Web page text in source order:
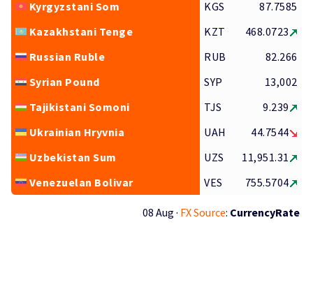
Kyrgyzstani Som
KGS
87.7585
Kazakhstani Tenge
KZT
468.0723
Russian Ruble
RUB
82.266
Syrian Pound
SYP
13,002
Tajikistani Somoni
TJS
9.239
Ukrainian Hryvnia
UAH
44.7544
Uzbekistan Sum
UZS
11,951.31
Venezuelan Bolivar
VES 755.5704
08 Aug · FX Source: CurrencyRate